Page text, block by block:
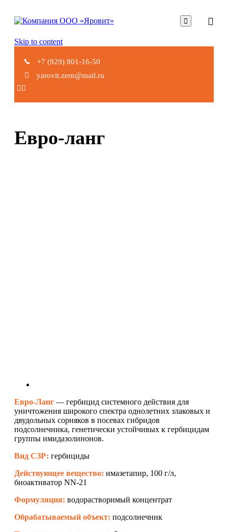

Skip to content
+7 (929) 801-16-50
yarovit.zern@mail.ru
Евро-ланг
Евро-Ланг — гербицид системного действия для
уничтожения широкого спектра однолетних злаковых и
двудольных сорняков в посевах гибридов
подсолнечника, генетически устойчивых к гербицидам
группы имидазолинонов.
Вид СЗР: гербициды
Действующее вещество: имазетапир, 100 г/л,
биоактиватор NN-21
Формуляция: водорастворимый концентрат
Обрабатываемый объект: подсолнечник